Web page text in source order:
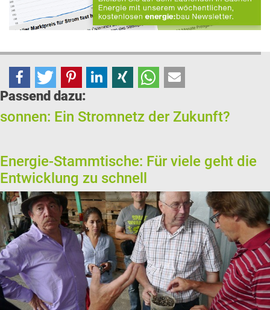
Passend dazu:
sonnen: Ein Stromnetz der Zukunft?
Energie-Stammtische: Für viele geht die
Entwicklung zu schnell